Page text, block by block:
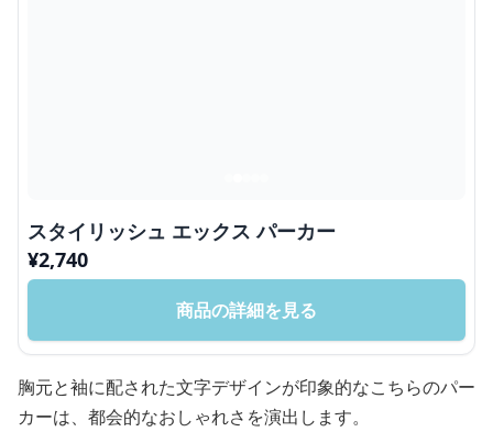
スタイリッシュ エックス パーカー
¥2,740
商品の詳細を見る
胸元と袖に配された文字デザインが印象的なこちらのパー
カーは、都会的なおしゃれさを演出します。